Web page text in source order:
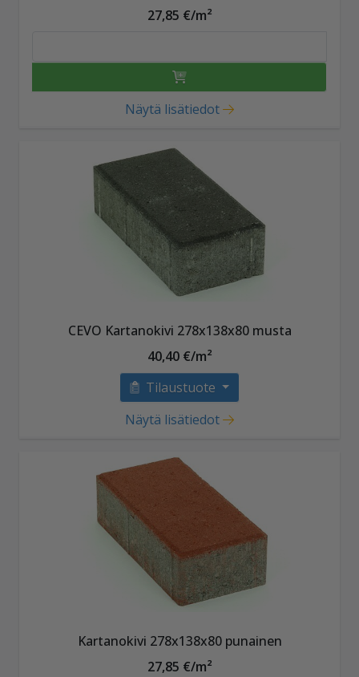
27,85 €/m²
Näytä lisätiedot
CEVO Kartanokivi 278x138x80 musta
40,40 €/m²
Tilaustuote
Näytä lisätiedot
Kartanokivi 278x138x80 punainen
27,85 €/m²